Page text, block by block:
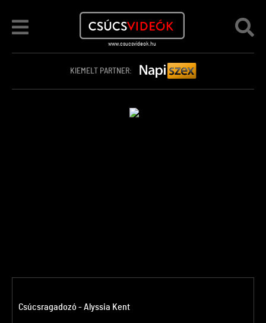
KIEMELT PARTNER:
Csúcsragadozó - Alyssia Kent